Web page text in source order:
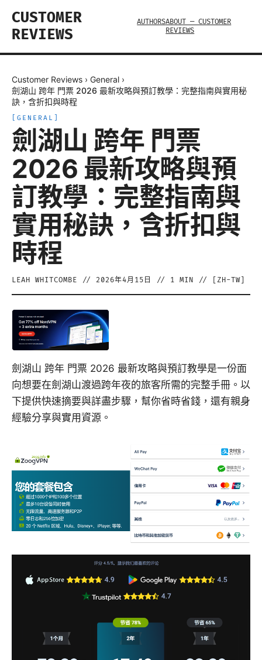
CUSTOMER
REVIEWS
AUTHORSABOUT — CUSTOMER
REVIEWS
Customer Reviews › General ›
劍湖山 跨年 門票 2026 最新攻略與預訂教學：完整指南與實用秘
訣，含折扣與時程
GENERAL
劍湖山 跨年 門票
2026 最新攻略與預
訂教學：完整指南與
實用秘訣，含折扣與
時程
LEAH WHITCOMBE // 2026年4月15日 // 1 MIN // [ ZH-TW
劍湖山 跨年 門票 2026 最新攻略與預訂教學是一份面
向想要在劍湖山渡過跨年夜的旅客所需的完整手冊。以
下提供快速摘要與詳盡步驟，幫你省時省錢，還有親身
經驗分享與實用資源。